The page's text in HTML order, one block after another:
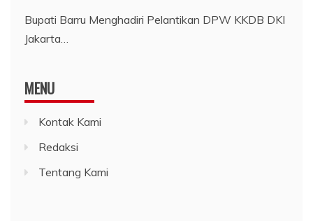
Bupati Barru Menghadiri Pelantikan DPW KKDB DKI
Jakarta…
MENU
Kontak Kami
Redaksi
Tentang Kami